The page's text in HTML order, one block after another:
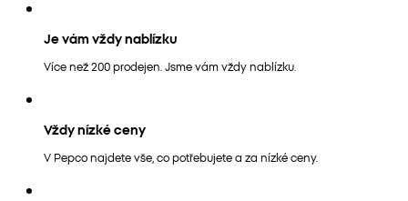
Je vám vždy nablízku
Více než 200 prodejen. Jsme vám vždy nablízku.
Vždy nízké ceny
V Pepco najdete vše, co potřebujete a za nízké ceny.